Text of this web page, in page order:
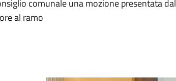
comunale una mozione presentata
al ramo